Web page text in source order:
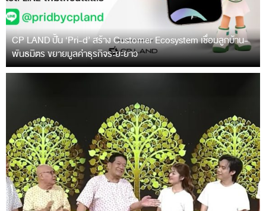
CP LAND ปั้น ‘Pri-d’ สร้าง Customer Ecosystem เชื่อมลูกบ้าน-
พันธมิตร ขยายมูลค่าธุรกิจระยะยาว